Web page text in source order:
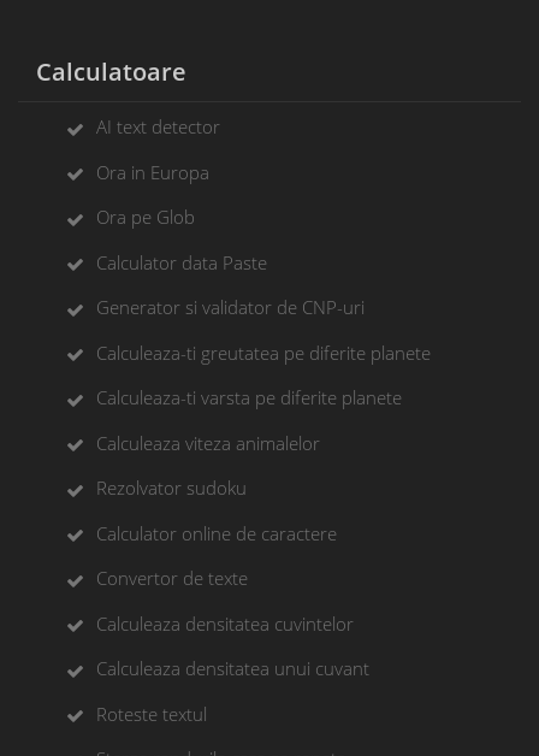
Calculatoare
AI text detector
Ora in Europa
Ora pe Glob
Calculator data Paste
Generator si validator de CNP-uri
Calculeaza-ti greutatea pe diferite planete
Calculeaza-ti varsta pe diferite planete
Calculeaza viteza animalelor
Rezolvator sudoku
Calculator online de caractere
Convertor de texte
Calculeaza densitatea cuvintelor
Calculeaza densitatea unui cuvant
Roteste textul